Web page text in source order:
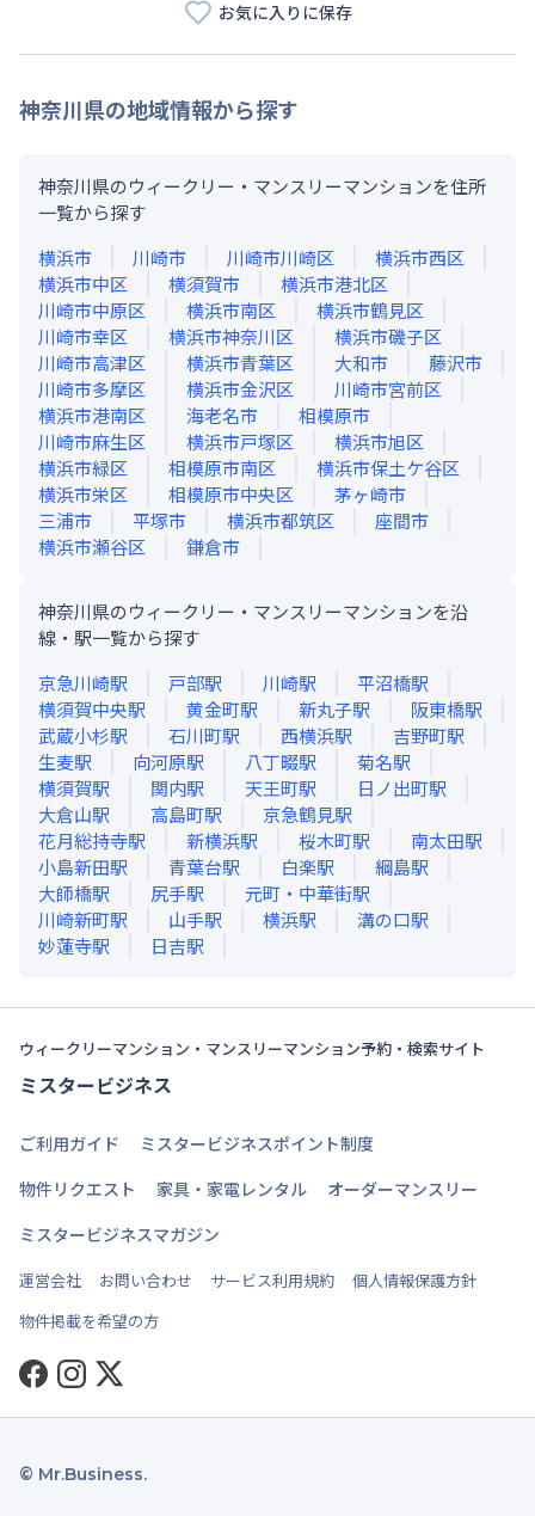
お気に入りに保存
神奈川県の地域情報から探す
神奈川県のウィークリー・マンスリーマンションを住所
一覧から探す
横浜市
川崎市 川崎市川崎区
横浜市西区
横浜市中区
横須賀市
横浜市港北区
川崎市中原区
横浜市南区
横浜市鶴見区
川崎市幸区
横浜市神奈川区
横浜市磯子区
川崎市高津区
横浜市青葉区 大和市
藤沢市
川崎市多摩区
横浜市金沢区
川崎市宮前区
横浜市港南区
海老名市
相模原市
川崎市麻生区
横浜市戸塚区
横浜市旭区
横浜市緑区
相模原市南区
横浜市保土ケ谷区
横浜市栄区
相模原市中央区
茅ヶ崎市
三浦市
平塚市 横浜市都筑区
座間市
横浜市瀬谷区
鎌倉市
神奈川県のウィークリー・マンスリーマンションを沿
線・駅一覧から探す
京急川崎駅 戸部駅 川崎駅 平沼橋駅
横須賀中央駅 黄金町駅 新丸子駅 阪東橋駅
武蔵小杉駅 石川町駅 西横浜駅 吉野町駅
生麦駅 向河原駅 八丁畷駅 菊名駅
横須賀駅 関内駅 天王町駅 日ノ出町駅
大倉山駅 高島町駅 京急鶴見駅
花月総持寺駅 新横浜駅 桜木町駅 南太田駅
小島新田駅 青葉台駅 白楽駅 綱島駅
大師橋駅 尻手駅 元町・中華街駅
川崎新町駅 山手駅 横浜駅 溝の口駅
妙蓮寺駅 日吉駅
ウィークリーマンション・マンスリーマンション予約・検索サイト
ミスタービジネス
ご利用ガイド
ミスタービジネスポイント制度
物件リクエスト
家具・家電レンタル
オーダーマンスリー
ミスタービジネスマガジン
運営会社 お問い合わせ サービス利用規約
個人情報保護方針
物件掲載を希望の方
Facebook
Instagram
Twitter
© Mr.Business.